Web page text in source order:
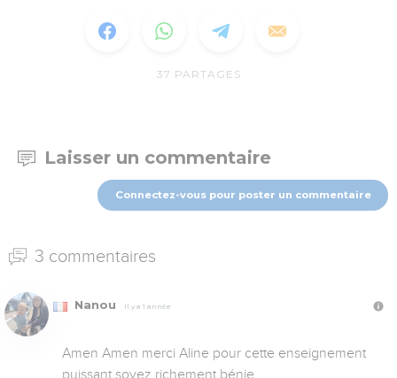
37 PARTAGES
Laisser un commentaire
Connectez-vous pour poster un commentaire
3 commentaires
Nanou Il y a 1 année
Amen Amen merci Aline pour cette enseignement